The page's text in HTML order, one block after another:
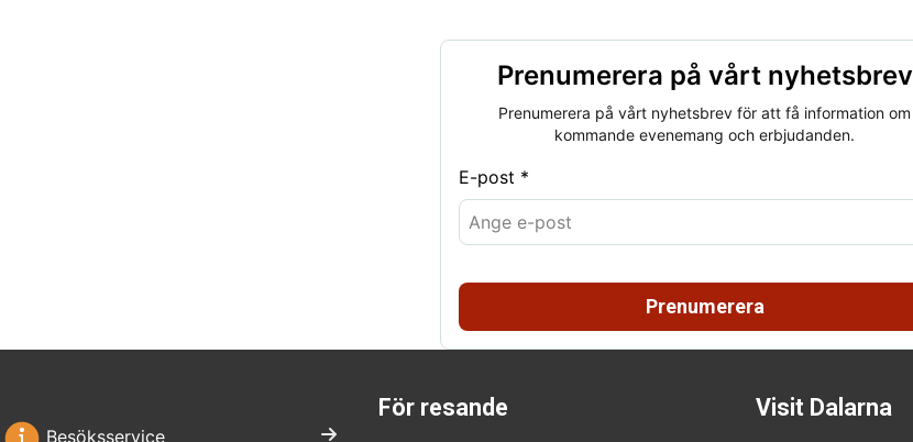
Prenumerera på vårt nyhetsbrev
Prenumerera på vårt nyhetsbrev för att få information om
kommande evenemang och erbjudanden.
E-post *
Prenumerera
Besöksservice
För resande Visit Dalarna